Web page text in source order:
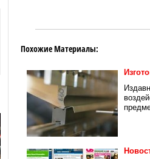
Похожие Материалы: